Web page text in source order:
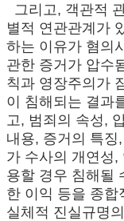
그리고, 객관적
별적 연관관계가
하는 이유가 혐의
관한 증거가 압수
칙과 영장주의가
이 침해되는 결과
고, 범죄의 속성,
내용, 증거의 특징
가 수사의 개연성,
용할 경우 침해될
한 이익 등을 종
실체적 진실규명